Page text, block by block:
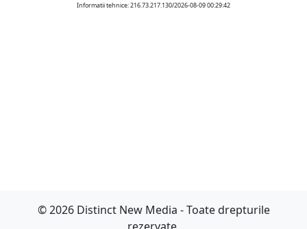
Informatii tehnice: 216.73.217.130/2026-08-09 00:29:42
© 2026 Distinct New Media - Toate drepturile